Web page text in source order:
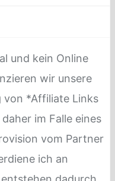
und kein Online
wir unsere
von *Affiliate Links
im Falle eines
vom Partner
ich an